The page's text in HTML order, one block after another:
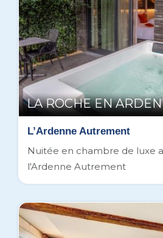
LA ROCHE EN
L’Ardenne Autrement
Nuitée en chambre de luxe
l'Ardenne Autrement